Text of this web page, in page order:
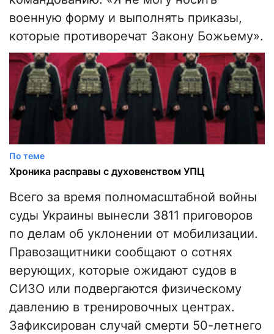
военную форму и выполнять приказы,
которые противоречат Закону Божьему».
По теме
Хроника расправы с духовенством УПЦ
Всего за время полномасштабной войны
суды Украины вынесли 3811 приговоров
по делам об уклонении от мобилизации.
Правозащитники сообщают о сотнях
верующих, которые ожидают судов в
СИЗО или подвергаются физическому
давлению в тренировочных центрах.
Зафиксирован случай смерти 50-летнего